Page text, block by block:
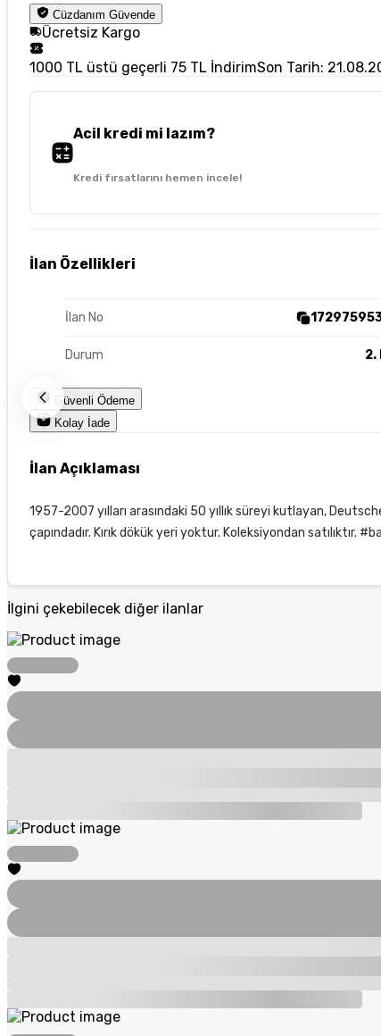
Cüzdanım Güvende
Ücretsiz Kargo
1000 TL üstü geçerli 75 TL İndirimSon Tarih:
Acil kredi mi lazım?
Kredi fırsatlarını hemen incele!
İlan Özellikleri
İlan No
Durum 2.
Güvenli Ödeme
Kolay İade
İlan Açıklaması
1957-2007 yılları arasındaki 50 yıllık süreyi kutlayan,
çapındadır. Kırık dökük yeri yoktur. Koleksiyondan
İlgini çekebilecek diğer ilanlar